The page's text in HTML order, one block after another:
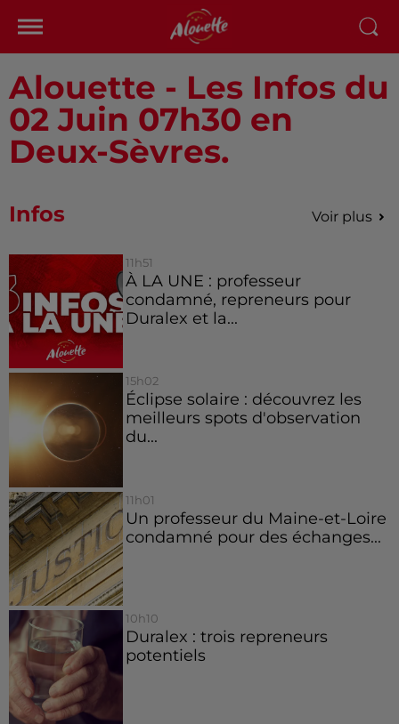
Alouette - Les Infos du
02 Juin 07h30 en
Deux-Sèvres.
Infos Voir plus
11h51
À LA UNE : professeur
condamné, repreneurs pour
Duralex et la...
15h02
Éclipse solaire : découvrez les
meilleurs spots d'observation
du...
11h01
Un professeur du Maine-et-Loire
condamné pour des échanges...
10h10
Duralex : trois repreneurs
potentiels